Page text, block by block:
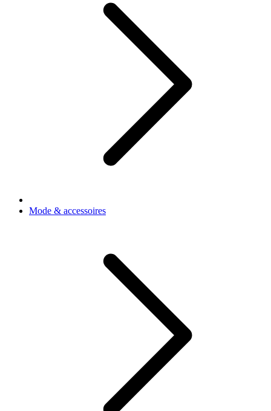
Mode & accessoires